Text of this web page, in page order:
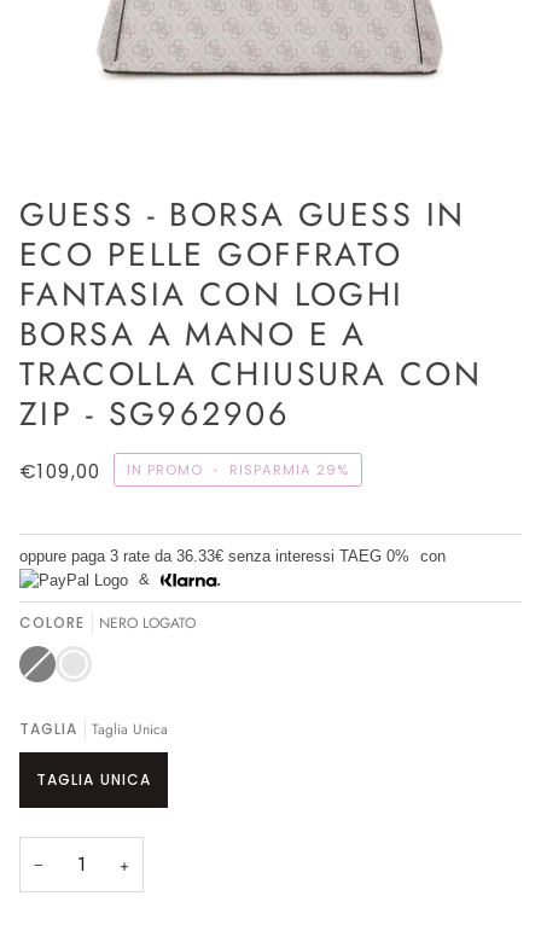
GUESS - BORSA GUESS IN
ECO PELLE GOFFRATO
FANTASIA CON LOGHI
BORSA A MANO E A
TRACOLLA CHIUSURA CON
ZIP - SG962906
€109,00 IN PROMO • RISPARMIA 29%
oppure paga 3 rate da 36.33€ senza interessi TAEG 0%
con
&
COLORE NERO LOGATO
Grigio
Variante
esaurita
o
disponibile
NERO
LOGATO
TAGLIA Taglia Unica
TAGLIA UNICA
− +